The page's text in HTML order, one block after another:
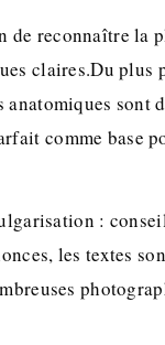
de reconnaître la
claires.Du
sont
comme base
:
les textes